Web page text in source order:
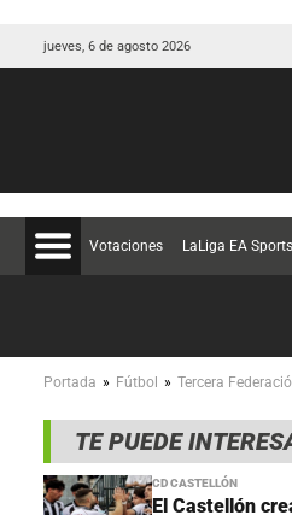
jueves, 6 de agosto 2026
Votaciones LaLiga EA Sports
Portada » Fútbol » Tercera
TE PUEDE
CD CASTELLÓN
El Castellón